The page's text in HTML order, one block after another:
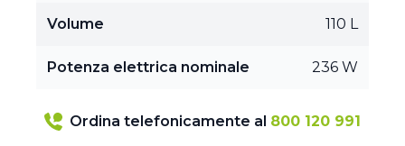
Volume 110 L
Potenza elettrica nominale 236 W
Ordina telefonicamente al 800 120 991